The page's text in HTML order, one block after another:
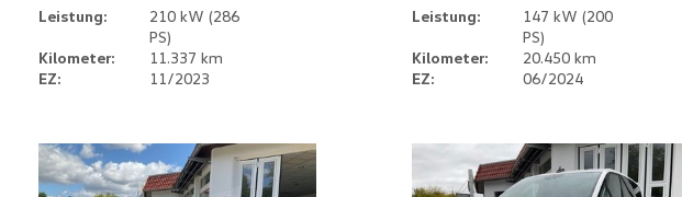
Leistung:
210 kW (286
PS)
Kilometer:
11.337 km
EZ:
11/2023
Leistung:
147 kW (200
PS)
Kilometer:
20.450 km
EZ:
06/2024